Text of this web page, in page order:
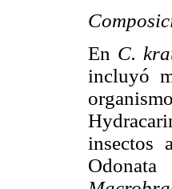
En C.
incluyó
insectos